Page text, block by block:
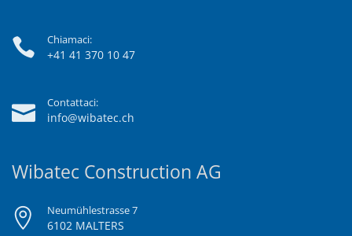
Chiamaci:
+41 41 370 10 47
Contattaci:
info@wibatec.ch
Wibatec Construction AG
Neumühlestrasse 7
6102 MALTERS